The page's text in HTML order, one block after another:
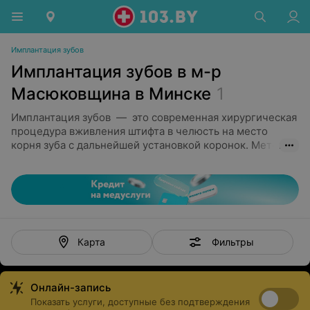
Имплантация зубов
Имплантация зубов в м-р
Масюковщина в Минске 1
Имплантация зубов — это современная хирургическая
процедура вживления штифта в челюсть на место
корня зуба с дальнейшей установкой коронок. Метод
утраченных зубов, так и вернуть улыбку при
практически полной их потере. Виды имплантации:
коронки буквально за один-два дня) и двухэтапная
(наиболее часто встречающаяся, когда между
этапами проходят промежутки в несколько
Технологии All-on-4 и All-on-6. В первом варианте
Карта Фильтры
Онлайн-запись
Показать услуги, доступные без подтверждения